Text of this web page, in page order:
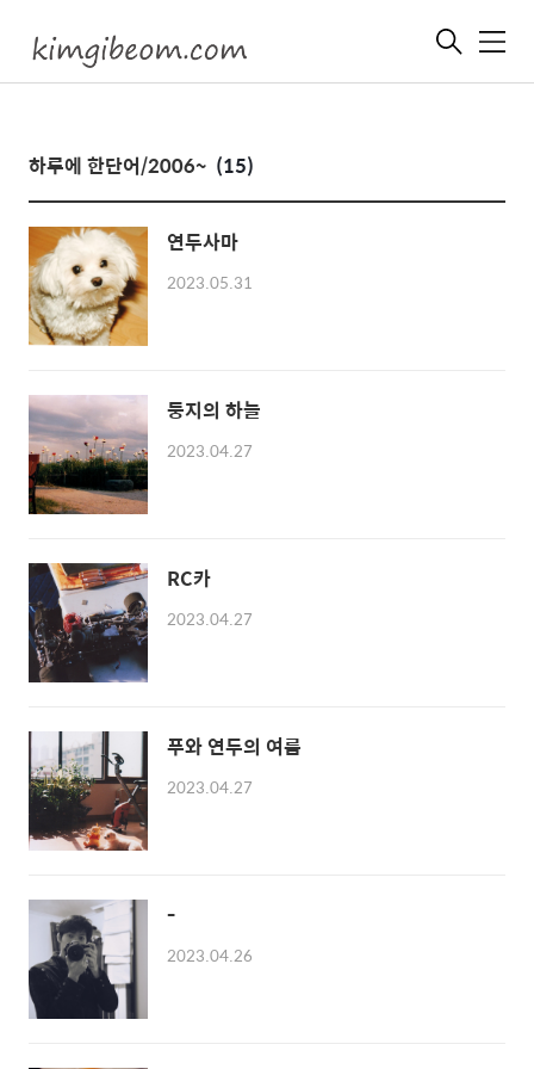
메
하루에 한단어/2006~ (15)
연두사마
2023.05.31
둥지의 하늘
2023.04.27
RC카
2023.04.27
푸와 연두의 여름
2023.04.27
-
2023.04.26